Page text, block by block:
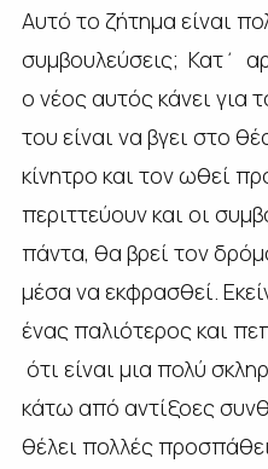
Αυτό το ζήτημα είναι
συμβουλεύσεις; Κατ΄
ο νέος αυτός κάνει για
του είναι να βγει στο
κίνητρο και τον ωθεί
περιττεύουν και οι
πάντα, θα βρεί τον
μέσα να εκφρασθεί.
ένας παλιότερος και
ότι είναι μια πολύ
κάτω από αντίξοες
θέλει πολλές